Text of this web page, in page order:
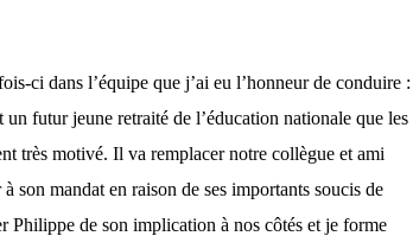
ci dans l’équipe que j’ai eu l’honneur de conduire :
un futur jeune retraité de l’éducation nationale que les
très motivé. Il va remplacer notre collègue et ami
son mandat en raison de ses importants soucis de
Philippe de son implication à nos côtés et je forme